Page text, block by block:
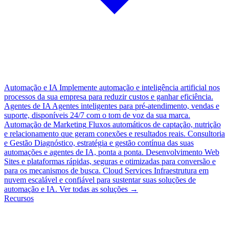
Automação e IA Implemente automação e inteligência artificial nos
processos da sua empresa para reduzir custos e ganhar eficiência.
Agentes de IAAgentes inteligentes para pré-atendimento, vendas e
suporte, disponíveis 24/7 com o tom de voz da sua marca.
Automação de Marketing Fluxos automáticos de captação, nutrição
e relacionamento que geram conexões e resultados reais. Consultoria
e Gestão Diagnóstico, estratégia e gestão contínua das suas
automações e agentes de IA, ponta a ponta. Desenvolvimento Web
Sites e plataformas rápidas, seguras e otimizadas para conversão e
para os mecanismos de busca. Cloud Services Infraestrutura em
nuvem escalável e confiável para sustentar suas soluções de
automação e IA. Ver todas as soluções →
Recursos